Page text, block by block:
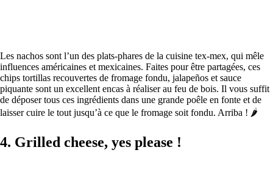
Les nachos sont l’un des plats-phares de la cuisine tex-mex, qui mêle
influences américaines et mexicaines. Faites pour être partagées, ces
chips tortillas recouvertes de fromage fondu, jalapeños et sauce
piquante sont un excellent encas à réaliser au feu de bois. Il vous suffit
de déposer tous ces ingrédients dans une grande poêle en fonte et de
laisser cuire le tout jusqu’à ce que le fromage soit fondu. Arriba ! 🌶
4. Grilled cheese, yes please !